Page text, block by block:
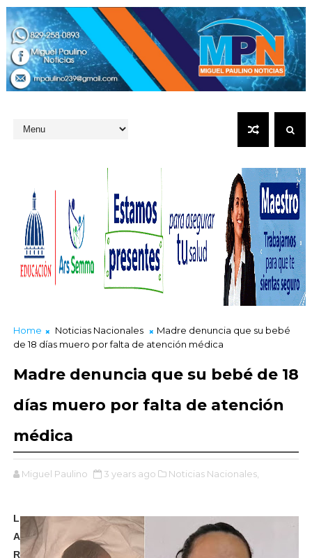
Home Noticias Nacionales
Madre denuncia que su bebé
de 18 días muero por falta de atención médica
Madre denuncia que su bebé de 18
días muero por falta de atención
médica
Miguel Paulino 3 years ago Noticias Nacionales,
L
A
R